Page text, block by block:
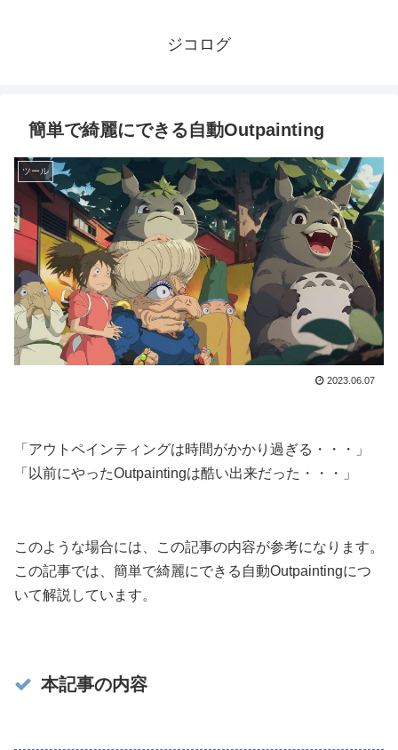
ジコログ
簡単で綺麗にできる自動Outpainting
ツール
2023.06.07
「アウトペインティングは時間がかかり過ぎる・・・」
「以前にやったOutpaintingは酷い出来だった・・・」
このような場合には、この記事の内容が参考になります。
この記事では、簡単で綺麗にできる自動Outpaintingにつ
いて解説しています。
本記事の内容